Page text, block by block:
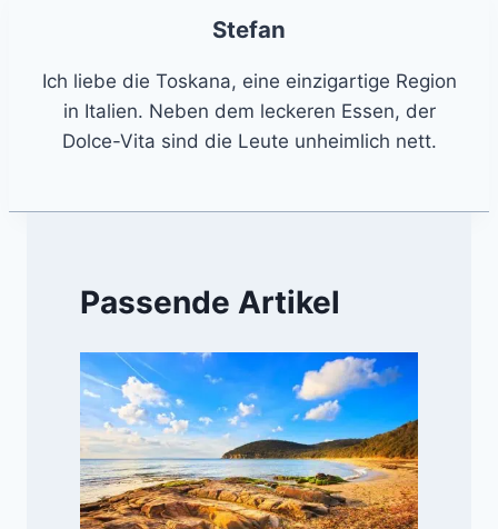
Stefan
Ich liebe die Toskana, eine einzigartige Region
in Italien. Neben dem leckeren Essen, der
Dolce-Vita sind die Leute unheimlich nett.
Passende Artikel